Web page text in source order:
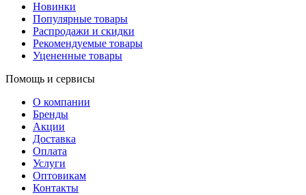
Новинки
Популярные товары
Распродажи и скидки
Рекомендуемые товары
Уцененные товары
Помощь и сервисы
О компании
Бренды
Акции
Доставка
Оплата
Услуги
Оптовикам
Контакты